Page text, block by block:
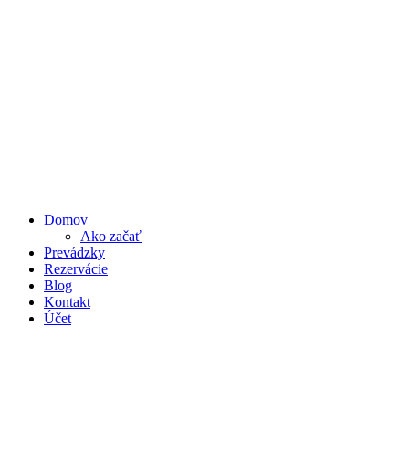
Domov
Ako začať
Prevádzky
Rezervácie
Blog
Kontakt
Účet